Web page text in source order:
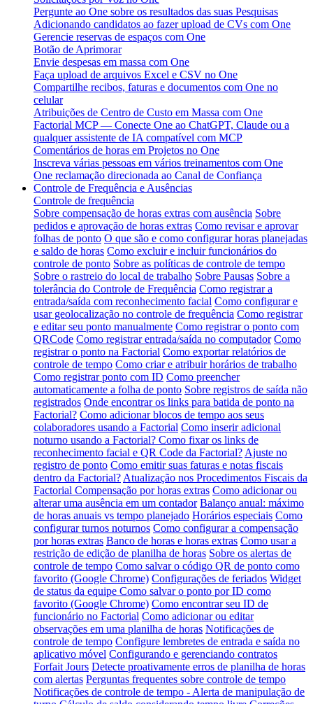
Pergunte ao One sobre os resultados das suas Pesquisas
Adicionando candidatos ao fazer upload de CVs com One
Gerencie reservas de espaços com One
Botão de Aprimorar
Envie despesas em massa com One
Faça upload de arquivos Excel e CSV no One
Compartilhe recibos, faturas e documentos com One no
celular
Atribuições de Centro de Custo em Massa com One
Factorial MCP — Conecte One ao ChatGPT, Claude ou a
qualquer assistente de IA compatível com MCP
Comentários de horas em Projetos no One
Inscreva várias pessoas em vários treinamentos com One
One reclamação direcionada ao Canal de Confiança
Controle de Frequência e Ausências
Controle de frequência
Sobre compensação de horas extras com ausência Sobre
pedidos e aprovação de horas extras Como revisar e aprovar
folhas de ponto O que são e como configurar horas planejadas
e saldo de horas Como excluir e incluir funcionários do
controle de ponto Sobre as políticas de controle de tempo
Sobre o rastreio do local de trabalho Sobre Pausas Sobre a
tolerância do Controle de Frequência Como registrar a
entrada/saída com reconhecimento facial Como configurar e
usar geolocalização no controle de frequência Como registrar
e editar seu ponto manualmente Como registrar o ponto com
QRCode Como registrar entrada/saída no computador Como
registrar o ponto na Factorial Como exportar relatórios de
controle de tempo Como criar e atribuir horários de trabalho
Como registrar ponto com ID Como preencher
automaticamente a folha de ponto Sobre registros de saída não
registrados Onde encontrar os links para batida de ponto na
Factorial? Como adicionar blocos de tempo aos seus
colaboradores usando a Factorial Como inserir adicional
noturno usando a Factorial? Como fixar os links de
reconhecimento facial e QR Code da Factorial? Ajuste no
registro de ponto Como emitir suas faturas e notas fiscais
dentro da Factorial? Atualização nos Procedimentos Fiscais da
Factorial Compensação por horas extras Como adicionar ou
alterar uma ausência em um contador Balanço anual: máximo
de horas anuais vs tempo planejado Horários especiais Como
configurar turnos noturnos Como configurar a compensação
por horas extras Banco de horas e horas extras Como usar a
restrição de edição de planilha de horas Sobre os alertas de
controle de tempo Como salvar o código QR de ponto como
favorito (Google Chrome) Configurações de feriados Widget
de status da equipe Como salvar o ponto por ID como
favorito (Google Chrome) Como encontrar seu ID de
funcionário no Factorial Como adicionar ou editar
observações em uma planilha de horas Notificações de
controle de tempo Configure lembretes de entrada e saída no
aplicativo móvel Configurando e gerenciando contratos
Forfait Jours Detecte proativamente erros de planilha de horas
com alertas Perguntas frequentes sobre controle de tempo
Notificações de controle de tempo - Alerta de manipulação de